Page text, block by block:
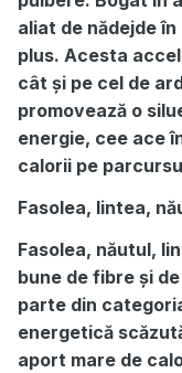
aliat de nădejde
plus. Acesta
cât și pe cel de
promovează o
energie, cee ace
calorii pe
Fasolea, lintea,
Fasolea, năutul,
bune de fibre și
parte din
energetică
aport mare de